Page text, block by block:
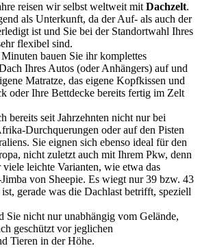
reisen wir selbst weltweit mit Dachzelt.
als Unterkunft, da der Auf- als auch der
ist und Sie bei der Standortwahl Ihres
flexibel sind.
bauen Sie ihr komplettes
Ihres Autos (oder Anhängers) auf und
Matratze, das eigene Kopfkissen und
oder Ihre Bettdecke bereits fertig im Zelt
bereits seit Jahrzehnten nicht nur bei
Durchquerungen oder auf den Pisten
Sie eignen sich ebenso ideal für den
nicht zuletzt auch mit Ihrem Pkw, denn
leichte Varianten, wie etwa das
von Sheepie. Es wiegt nur 39 bzw. 43
gerade was die Dachlast betrifft, speziell
Sie nicht nur unabhängig vom Gelände,
geschützt vor jeglichen
Tieren in der Höhe.